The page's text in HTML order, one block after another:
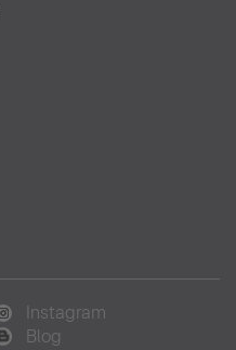
Instagram
Blog